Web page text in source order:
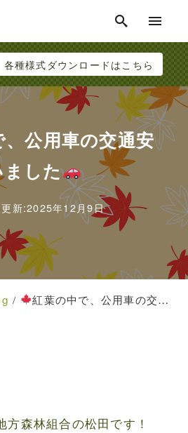
各種様式ダウンロードはこちら
公用車の交通安
した
更新:2025年12月9日
紅葉の中で、公用車の交通安全祈願を行いました
方森林組合の松田です！